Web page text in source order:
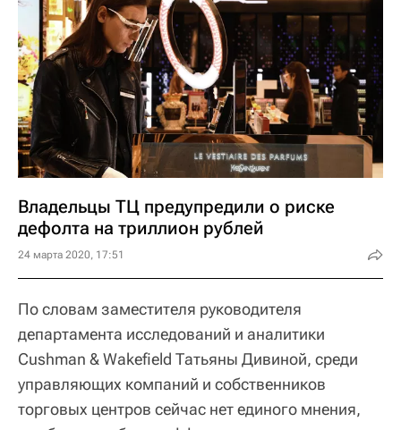
Владельцы ТЦ предупредили о риске
дефолта на триллион рублей
24 марта 2020, 17:51
По словам заместителя руководителя
департамента исследований и аналитики
Cushman & Wakefield Татьяны Дивиной, среди
управляющих компаний и собственников
торговых центров сейчас нет единого мнения,